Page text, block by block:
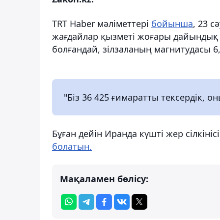
TRT Haber мәліметтері бойынша, 23
жағдайлар қызметі жоғары
болғандай, зілзаланың магнитудасы
"Біз 36 425 ғимаратты тексердік,
Бұған дейін Иранда күшті жер
болатын.
Мақаламен бөлісу: